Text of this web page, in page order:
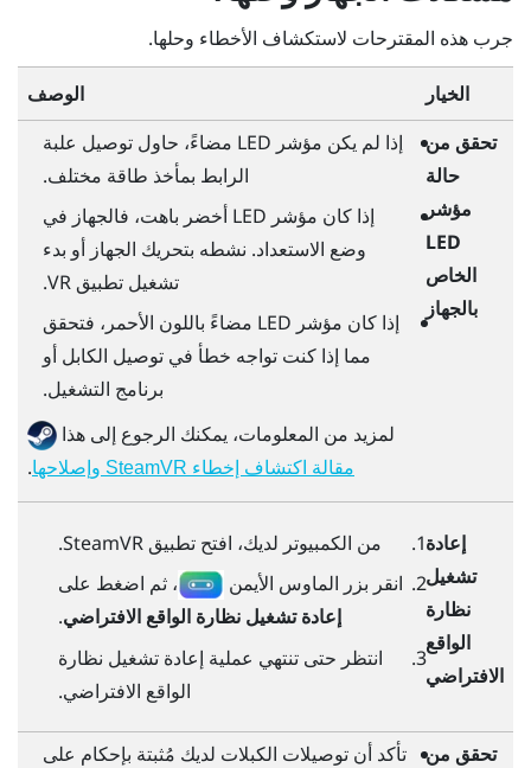
جرب هذه المقترحات لاستكشاف الأخطاء وحلها.
الخيار
الوصف
تحقق من
حالة
مؤشر
LED
الخاص
بالجهاز
إذا لم يكن مؤشر LED مضاءً، حاول توصيل علبة
الرابط بمأخذ طاقة مختلف.
إذا كان مؤشر LED أخضر باهت، فالجهاز في
وضع الاستعداد. نشطه بتحريك الجهاز أو بدء
تشغيل تطبيق VR.
إذا كان مؤشر LED مضاءً باللون الأحمر، فتحقق
مما إذا كنت تواجه خطأ في توصيل الكابل أو
برنامج التشغيل.
لمزيد من المعلومات، يمكنك الرجوع إلى هذا
مقالة اكتشاف إخطاء SteamVR وإصلاحها .
إعادة
تشغيل
نظارة
الواقع
الافتراضي
من الكمبيوتر لديك، افتح تطبيقSteamVR
.
انقر بزر الماوس الأيمن
، ثم اضغط على
إعادة تشغيل نظارة الواقع الافتراضي.
انتظر حتى تنتهي عملية إعادة تشغيل نظارة
الواقع الافتراضي.
تحقق من
تأكد أن توصيلات الكبلات لديك مُثبتة بإحكام على